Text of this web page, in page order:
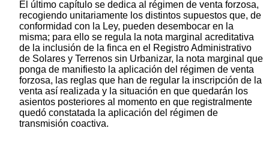
El último capítulo se dedica al régimen de venta forzosa,
recogiendo unitariamente los distintos supuestos que, de
conformidad con la Ley, pueden desembocar en la
misma; para ello se regula la nota marginal acreditativa
de la inclusión de la finca en el Registro Administrativo
de Solares y Terrenos sin Urbanizar, la nota marginal que
ponga de manifiesto la aplicación del régimen de venta
forzosa, las reglas que han de regular la inscripción de la
venta así realizada y la situación en que quedarán los
asientos posteriores al momento en que registralmente
quedó constatada la aplicación del régimen de
transmisión coactiva.